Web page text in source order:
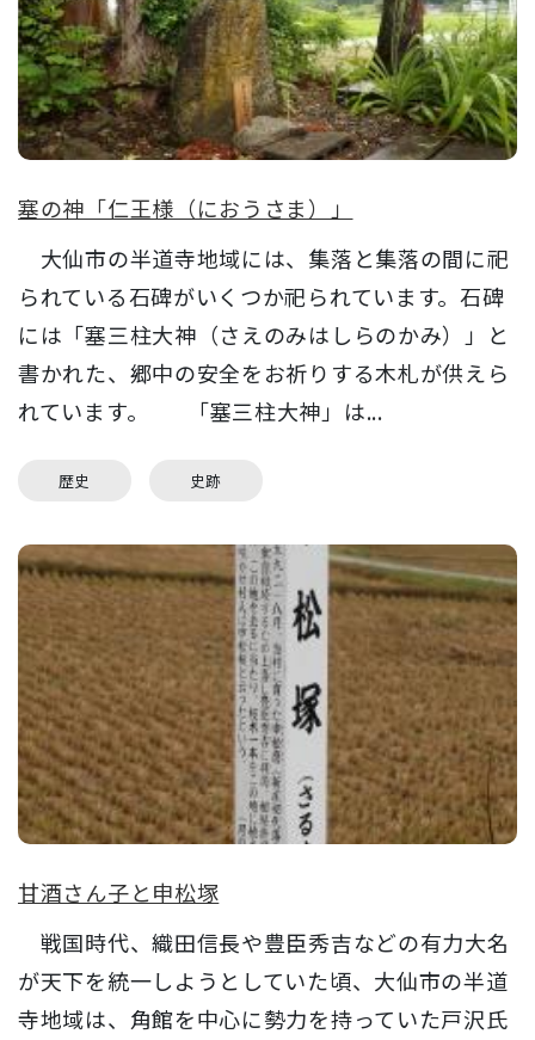
塞の神「仁王様（におうさま）」
大仙市の半道寺地域には、集落と集落の間に祀
られている石碑がいくつか祀られています。石碑
には「塞三柱大神（さえのみはしらのかみ）」と
書かれた、郷中の安全をお祈りする木札が供えら
れています。 「塞三柱大神」は...
歴史 史跡
甘酒さん子と申松塚
戦国時代、織田信長や豊臣秀吉などの有力大名
が天下を統一しようとしていた頃、大仙市の半道
寺地域は、角館を中心に勢力を持っていた戸沢氏